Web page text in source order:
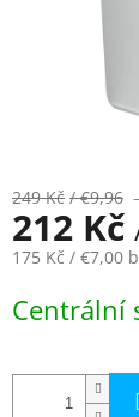
249 Kč / €9,96
212 Kč
175 Kč / €7,00
cena:
Centrální